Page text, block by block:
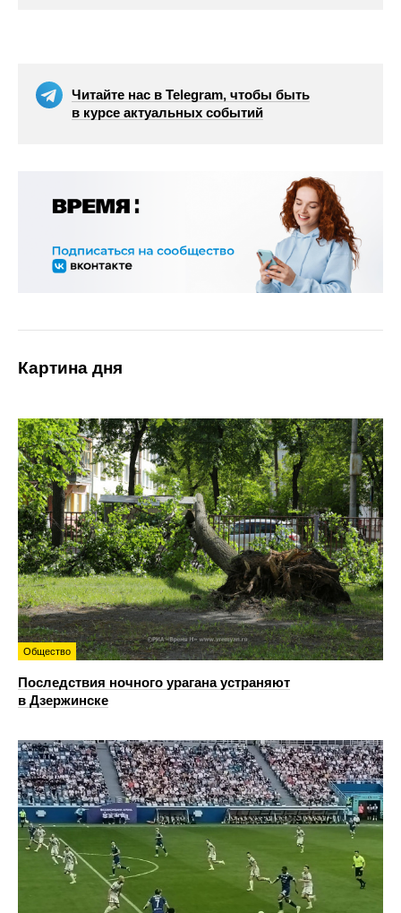
Читайте нас в Telegram, чтобы быть
в курсе актуальных событий
Картина дня
Общество
Последствия ночного урагана устраняют
в Дзержинске